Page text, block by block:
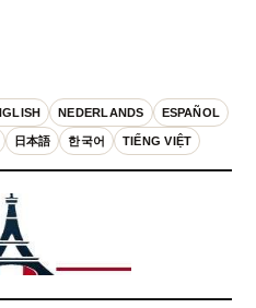
NEDERLANDS ESPAÑOL
日本語 한국어 TIẾNG VIỆT